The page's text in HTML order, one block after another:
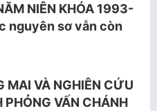
NIÊN KHÓA 1993-
nguyên sơ vẫn còn
MAI VÀ NGHIÊN CỨU
PHỎNG VẤN CHÁNH